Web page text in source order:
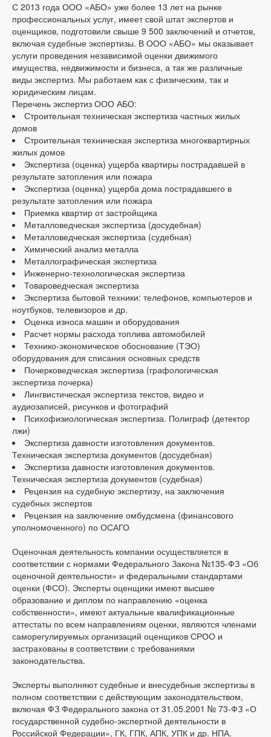
С 2013 года ООО «АБО» уже более 13 лет на рынке
профессиональных услуг, имеет свой штат экспертов и
оценщиков, подготовили свыше 9 500 заключений и отчетов,
включая судебные экспертизы. В ООО «АБО» мы оказывает
услуги проведения независимой оценки движимого
имущества, недвижимости и бизнеса, а так же различные
виды экспертиз. Мы работаем как с физическим, так и
юридическим лицам.
Перечень экспертиз ООО АБО:
Строительная техническая экспертиза частных жилых
домов
Строительная техническая экспертиза многоквартирных
жилых домов
Экспертиза (оценка) ущерба квартиры пострадавшей в
результате затопления или пожара
Экспертиза (оценка) ущерба дома пострадавшего в
результате затопления или пожара
Приемка квартир от застройщика
Металловедческая экспертиза (досудебная)
Металловедческая экспертиза (судебная)
Химический анализ металла
Металлографическая экспертиза
Инженерно-технологическая экспертиза
Товароведческая экспертиза
Экспертиза бытовой техники: телефонов, компьютеров и
ноутбуков, телевизоров и др.
Оценка износа машин и оборудования
Расчет нормы расхода топлива автомобилей
Технико-экономическое обоснование (ТЭО)
оборудования для списания основных средств
Почерковедческая экспертиза (графологическая
экспертиза почерка)
Лингвистическая экспертиза текстов, видео и
аудиозаписей, рисунков и фотографий
Психофизиологическая экспертиза. Полиграф (детектор
лжи)
Экспертиза давности изготовления документов.
Техническая экспертиза документов (досудебная)
Экспертиза давности изготовления документов.
Техническая экспертиза документов (судебная)
Рецензия на судебную экспертизу, на заключения
судебных экспертов
Рецензия на заключение омбудсмена (финансового
уполномоченного) по ОСАГО
Оценочная деятельность компании осуществляется в
соответствии с нормами Федерального Закона №135-ФЗ «Об
оценочной деятельности» и федеральными стандартами
оценки (ФСО). Эксперты оценщики имеют высшее
образование и диплом по направлению «оценка
собственности», имеют актуальные квалификационные
аттестаты по всем направлениям оценки, являются членами
саморегулируемых организаций оценщиков СРОО и
застрахованы в соответствии с требованиями
законодательства.
Эксперты выполняют судебные и внесудебные экспертизы в
полном соответствии с действующим законодательством,
включая ФЗ Федерального закона от 31.05.2001 № 73-ФЗ «О
государственной судебно-экспертной деятельности в
Российской Федерации», ГК, ГПК, АПК, УПК и др. НПА.